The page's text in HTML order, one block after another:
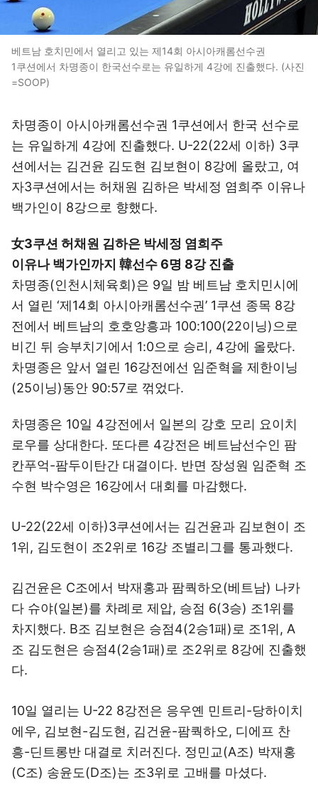
베트남 호치민에서 열리고 있는 제14회 아시아캐롬선수권
1쿠션에서 차명종이 한국선수로는 유일하게 4강에 진출했다. (사진
=SOOP)
차명종이 아시아캐롬선수권 1쿠션에서 한국 선수로
는 유일하게 4강에 진출했다. U-22(22세 이하) 3쿠
션에서는 김건윤 김도현 김보현이 8강에 올랐고, 여
자3쿠션에서는 허채원 김하은 박세정 염희주 이유나
백가인이 8강으로 향했다.
女3쿠션 허채원 김하은 박세정 염희주
이유나 백가인까지 韓선수 6명 8강 진출
차명종(인천시체육회)은 9일 밤 베트남 호치민시에
서 열린 ‘제14회 아시아캐롬선수권’ 1쿠션 종목 8강
전에서 베트남의 호호앙흥과 100:100(22이닝)으로
비긴 뒤 승부치기에서 1:0으로 승리, 4강에 올랐다.
차명종은 앞서 열린 16강전에선 임준혁을 제한이닝
(25이닝)동안 90:57로 꺾었다.
차명종은 10일 4강전에서 일본의 강호 모리 요이치
로우를 상대한다. 또다른 4강전은 베트남선수인 팜
칸푸억-팜두이탄간 대결이다. 반면 장성원 임준혁 조
수현 박수영은 16강에서 대회를 마감했다.
U-22(22세 이하)3쿠션에서는 김건윤과 김보현이 조
1위, 김도현이 조2위로 16강 조별리그를 통과했다.
김건윤은 C조에서 박재홍과 팜쿽하오(베트남) 나카
다 슈야(일본)를 차례로 제압, 승점 6(3승) 조1위를
차지했다. B조 김보현은 승점4(2승1패)로 조1위, A
조 김도현은 승점4(2승1패)로 조2위로 8강에 진출했
다.
10일 열리는 U-22 8강전은 응우옌 민트리-당하이치
에우, 김보현-김도현, 김건윤-팜쿽하오, 디에프 찬
흥-딘트롱반 대결로 치러진다. 정민교(A조) 박재홍
(C조) 송윤도(D조)는 조3위로 고배를 마셨다.